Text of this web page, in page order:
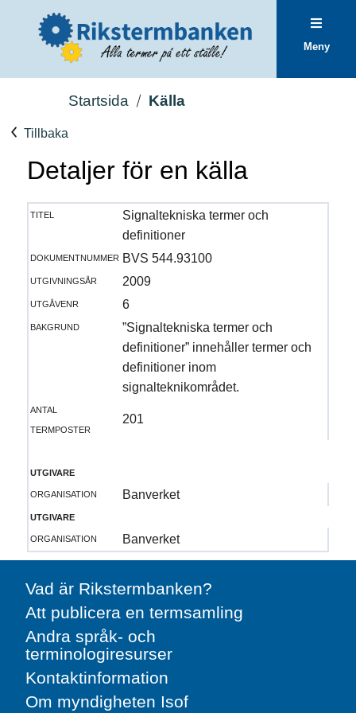
Meny
Startsida Källa
Tillbaka
Detaljer för en källa
titel
Signaltekniska termer och
definitioner
dokumentnummer BVS 544.93100
utgivningsår
2009
utgåvenr
6
bakgrund
”Signaltekniska termer och
definitioner” innehåller termer och
definitioner inom
signalteknikområdet.
antal
termposter
201
utgivare
organisation
Banverket
utgivare
organisation
Banverket
Vad är Rikstermbanken?
Att publicera en termsamling
Andra språk- och
terminologiresurser
Kontaktinformation
Om myndigheten Isof